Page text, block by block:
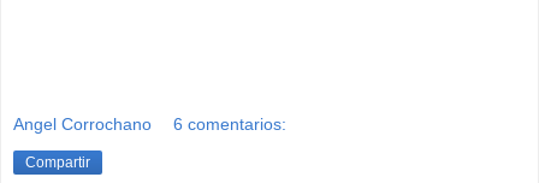
Angel Corrochano 6 comentarios:
Compartir